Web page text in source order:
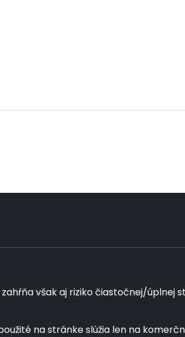
však aj riziko čiastočnej/
na stránke slúžia len na